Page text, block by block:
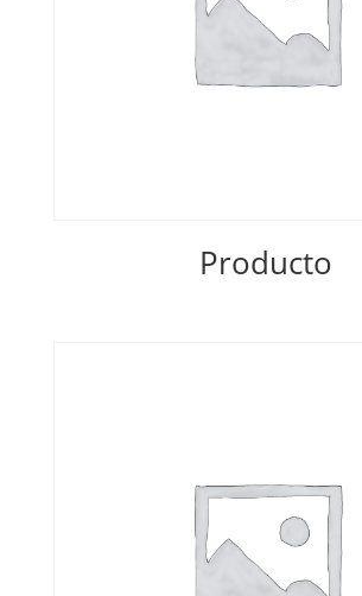
Producto